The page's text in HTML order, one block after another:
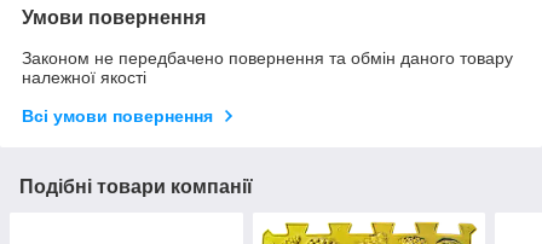
Умови повернення
Законом не передбачено повернення та обмін даного товару
належної якості
Всі умови повернення
Подібні товари компанії